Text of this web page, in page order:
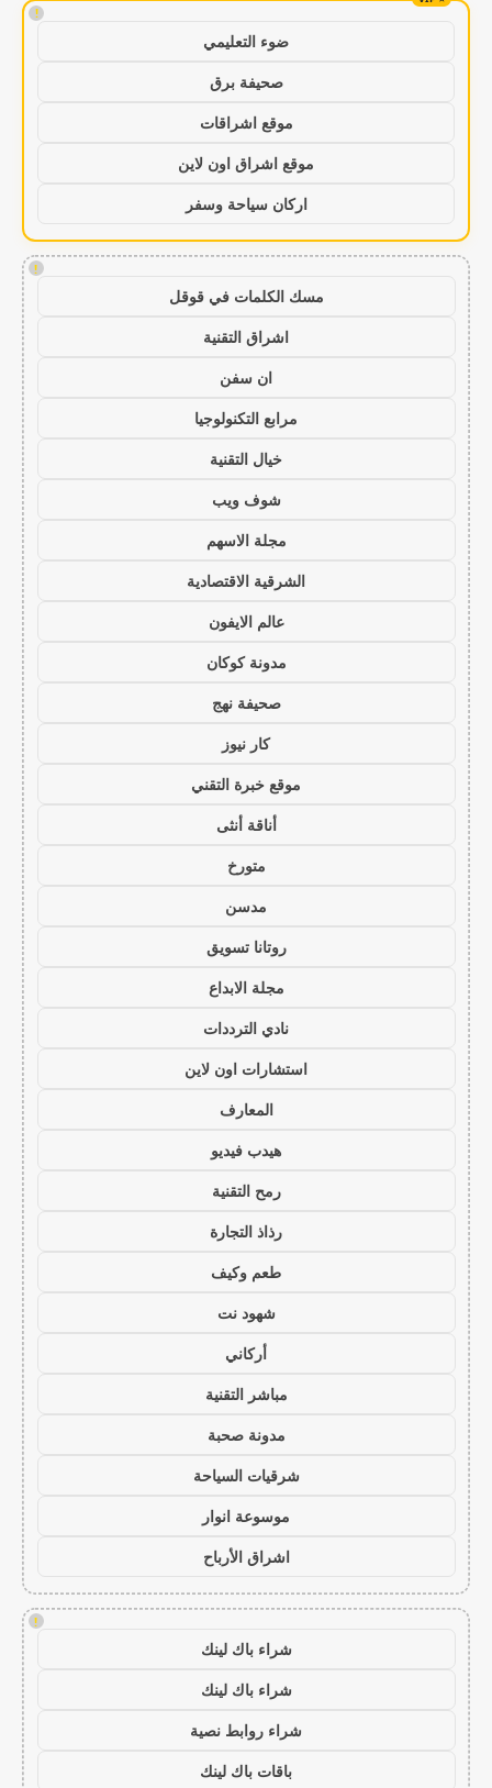
!
ضوء التعليمي
صحيفة برق
موقع اشراقات
موقع اشراق اون لاين
اركان سياحة وسفر
!
مسك الكلمات في قوقل
اشراق التقنية
ان سفن
مرابع التكنولوجيا
خيال التقنية
شوف ويب
مجلة الاسهم
الشرقية الاقتصادية
عالم الايفون
مدونة كوكان
صحيفة نهج
كار نيوز
موقع خبرة التقني
أناقة أنثى
متورخ
مدسن
روتانا تسويق
مجلة الابداع
نادي الترددات
استشارات اون لاين
المعارف
هيدب فيديو
رمح التقنية
رذاذ التجارة
طعم وكيف
شهود نت
أركاني
مباشر التقنية
مدونة صحبة
شرقيات السياحة
موسوعة انوار
اشراق الأرباح
!
شراء باك لينك
شراء باك لينك
شراء روابط نصية
باقات باك لينك